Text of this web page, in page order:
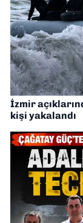
İzmir
kişi yakalandı